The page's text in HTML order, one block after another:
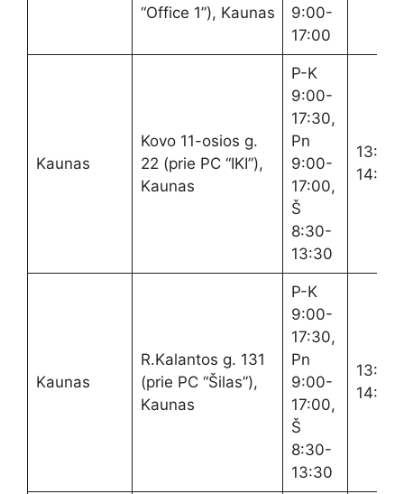
“Office 1”), Kaunas
9:00-
17:00
Kaunas
Kovo 11-osios g.
22 (prie PC “IKI”),
Kaunas
P-K
9:00-
17:30,
Pn
9:00-
17:00,
Š
8:30-
13:30
13:00-
14:00
Kaunas
R.Kalantos g. 131
(prie PC “Šilas”),
Kaunas
P-K
9:00-
17:30,
Pn
9:00-
17:00,
Š
8:30-
13:30
13:00-
14:00